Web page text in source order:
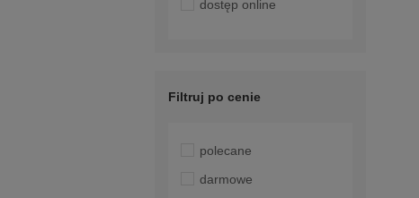
dostęp online
Filtruj po cenie
polecane
darmowe